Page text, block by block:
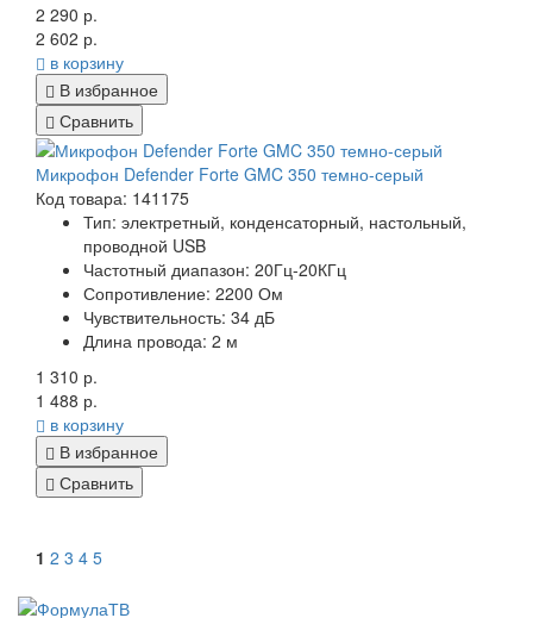
2 290 р.
2 602 р.
в корзину
В избранное
Сравнить
Микрофон Defender Forte GMC 350 темно-серый
Код товара: 141175
Тип: электретный, конденсаторный, настольный,
проводной USB
Частотный диапазон: 20Гц-20КГц
Сопротивление: 2200 Ом
Чувствительность: 34 дБ
Длина провода: 2 м
1 310 р.
1 488 р.
в корзину
В избранное
Сравнить
1 2 3 4 5